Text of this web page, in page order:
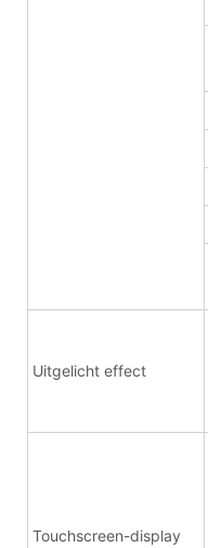
Uitgelicht effect
Touchscreen-display